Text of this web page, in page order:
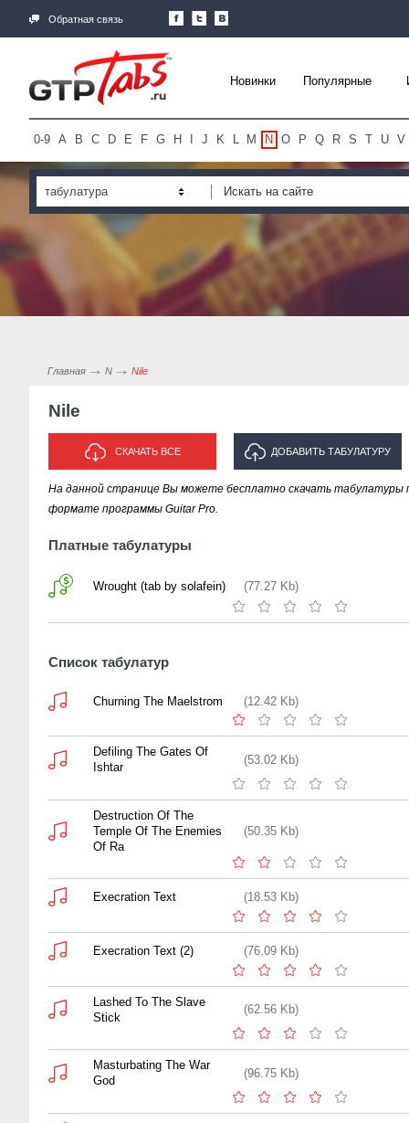
Обратная связь
Новинки Популярные
0-9 A B C D E F G H J K L M N O P Q R S T U V
табулатура
Главная N Nile
Nile
СКАЧАТЬ ВСЕ ДОБАВИТЬ ТАБУЛАТУРУ
ИСПОЛНИТЕЛЯ "NILE"
На данной странице Вы можете бесплатно скачать табулатуры
формате программы Guitar Pro.
Платные табулатуры
Wrought (tab by solafein) (77.27 Kb)
Список табулатур
Churning The Maelstrom (12.42 Kb)
Defiling The Gates Of
Ishtar
(53.02 Kb)
Destruction Of The
Temple Of The Enemies
Of Ra
(50.35 Kb)
Execration Text (18.53 Kb)
Execration Text (2) (76.09 Kb)
Lashed To The Slave
Stick
(62.56 Kb)
Masturbating The War
God
(96.75 Kb)